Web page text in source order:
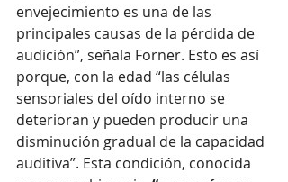
envejecimiento es una de las
principales causas de la pérdida de
audición”, señala Forner. Esto es así
porque, con la edad “las células
sensoriales del oído interno se
deterioran y pueden producir una
disminución gradual de la capacidad
auditiva”. Esta condición, conocida